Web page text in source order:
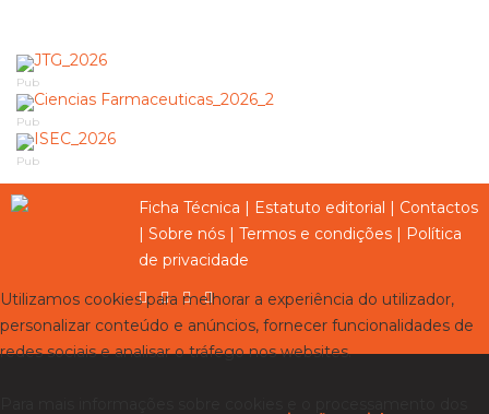
Pub
Pub
Pub
Ficha Técnica | Estatuto editorial | Contactos
| Sobre nós | Termos e condições | Política
de privacidade
Utilizamos cookies para melhorar a experiência do utilizador,
personalizar conteúdo e anúncios, fornecer funcionalidades de
redes sociais e analisar o tráfego nos websites.